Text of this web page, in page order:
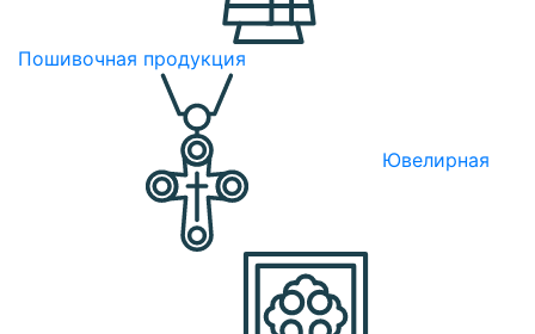
Пошивочная продукция
Ювелирная